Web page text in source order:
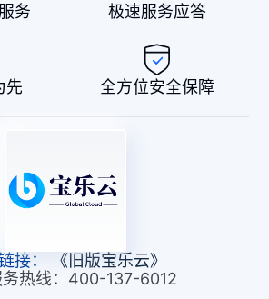
务 极速服务应答
先 全方位安全保障
务热线：400-137-6012
接： 《旧版宝乐云》